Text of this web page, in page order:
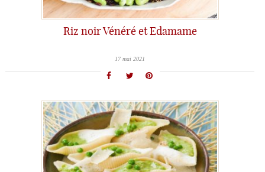
Riz noir Vénéré et Edamame
17 mai 2021